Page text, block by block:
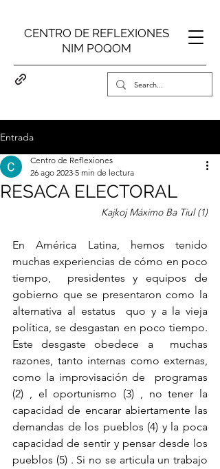
CENTRO DE REFLEXIONES
NIM POQOM
Entrada
RESACA ELECTORAL
Centro de Reflexiones
26 ago 2023 5 min de lectura
Kajkoj Máximo Ba Tiul (1)
En América Latina, hemos tenido
muchas experiencias de cómo en poco
tiempo,  presidentes y equipos de
gobierno que se presentaron como la
alternativa al estatus  quo y a la vieja
política, se desgastan en poco tiempo.
Este desgaste obedece a  muchas
razones, tanto internas como externas,
como la improvisación de  programas
(2) , el oportunismo (3) , no tener la
capacidad de encarar abiertamente las
demandas de los pueblos (4) y la poca
capacidad de sentir y pensar desde los
pueblos (5) . Si no se articula un trabajo